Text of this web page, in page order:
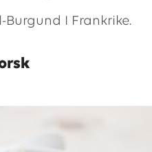
I Frankrike.